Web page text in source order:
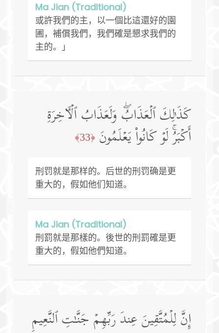
Ma Jian (Traditional)
或許我們的主，以一個比這還好的園
圃，補償我們，我們確是懇求我們的
主的。」
كَذَ ٰ⁠لِكَ ٱلۡعَذَابُۖ وَلَعَذَابُ ٱلۡـَٔاخِرَةِ
أَكۡبَرُۚ لَوۡ كَانُوا۟ یَعۡلَمُونَ ﴿33﴾
刑罚就是那样的。后世的刑罚确是更
重大的，假如他们知道。
Ma Jian (Traditional)
刑罰就是那樣的。後世的刑罰確是更
重大的，假如他們知道。
إِنَّ لِلۡمُتَّقِینَ عِندَ رَبِّهِمۡ جَنَّـٰتِ ٱلنَّعِیمِ